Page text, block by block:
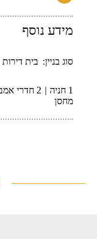
מידע נוסף
סוג בניין: בית דירות
1 חניה 2 חדרי אמבטיה
מחסן